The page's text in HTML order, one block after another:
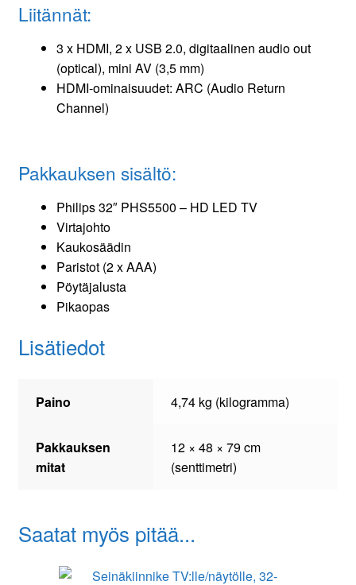
Liitännät:
3 x HDMI, 2 x USB 2.0, digitaalinen audio out
(optical), mini AV (3,5 mm)
HDMI-ominaisuudet: ARC (Audio Return
Channel)
Pakkauksen sisältö:
Philips 32″ PHS5500 – HD LED TV
Virtajohto
Kaukosäädin
Paristot (2 x AAA)
Pöytäjalusta
Pikaopas
Lisätiedot
Paino 4,74 kg (kilogramma)
Pakkauksen
mitat
12 × 48 × 79 cm
(senttimetri)
Saatat myös pitää...